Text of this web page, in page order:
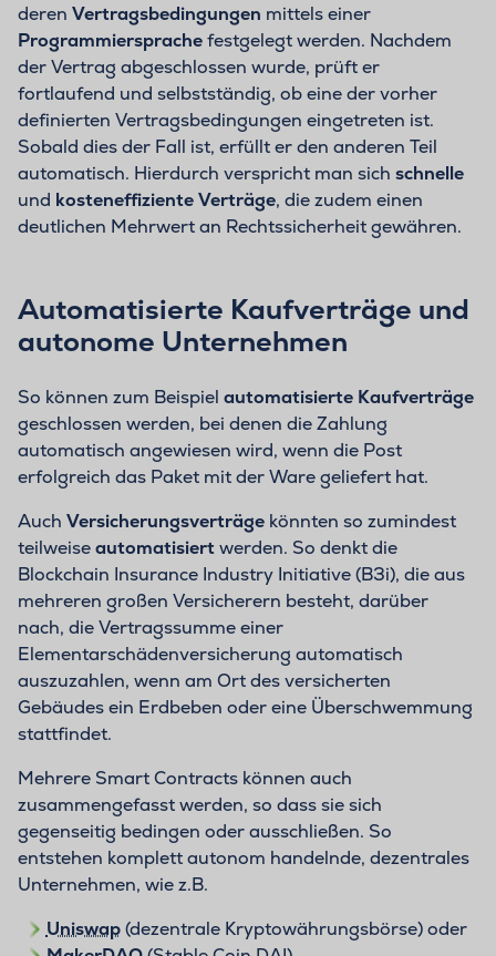
deren Vertragsbedingungen mittels einer
Programmiersprachefestgelegt werden. Nachdem
der Vertrag abgeschlossen wurde, prüft er
fortlaufend und selbstständig, ob eine der vorher
definierten Vertragsbedingungen eingetreten ist.
Sobald dies der Fall ist, erfüllt er den anderen Teil
automatisch. Hierdurch verspricht man sich schnelle
und kosteneffiziente Verträge, die zudem einen
deutlichen Mehrwert an Rechtssicherheit gewähren.
Automatisierte Kaufverträge und
autonome Unternehmen
So können zum Beispiel automatisierte Kaufverträge
geschlossen werden, bei denen die Zahlung
automatisch angewiesen wird, wenn die Post
erfolgreich das Paket mit der Ware geliefert hat.
Auch Versicherungsverträge könnten so zumindest
teilweiseautomatisiertwerden. So denkt die
Blockchain Insurance Industry Initiative (B3i), die aus
mehreren großen Versicherern besteht, darüber
nach, die Vertragssumme einer
Elementarschädenversicherung automatisch
auszuzahlen, wenn am Ort des versicherten
Gebäudes ein Erdbeben oder eine Überschwemmung
stattfindet.
Mehrere Smart Contracts können auch
zusammengefasst werden, so dass sie sich
gegenseitig bedingen oder ausschließen. So
entstehen komplett autonom handelnde, dezentrales
Unternehmen, wie z.B.
Uniswap(dezentrale Kryptowährungsbörse) oder